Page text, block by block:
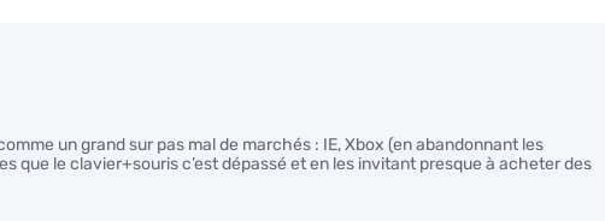
un grand sur pas mal de marchés : IE, Xbox (en abandonnant les
que le clavier+souris c’est dépassé et en les invitant presque à acheter des